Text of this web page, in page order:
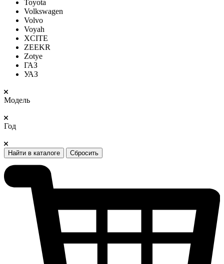
Toyota
Volkswagen
Volvo
Voyah
XCITE
ZEEKR
Zotye
ГАЗ
УАЗ
Модель
Год
Найти в каталоге Сбросить